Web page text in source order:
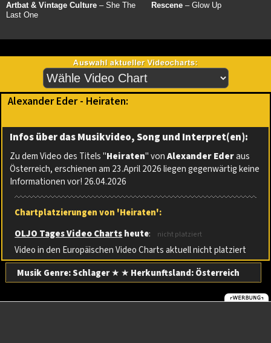
Artbat & Vintage Culture – She The
Last One
Rescene – Glow Up
Alexander Eder - Heiraten:
Infos über das Musikvideo, Song und Interpret(en):
Zu dem Video des Titels "Heiraten" vonAlexander Ederaus
Österreich, erschienen am 23.April 2026 liegen gegenwärtig keine
Informationen vor! 26.04.2026
Chartplatzierungen von 'Heiraten':
OLJO Tages Video Chartsheute: nicht platziert
Video in den Europäischen Video Charts aktuell nicht platziert
Musik Genre: Schlager★ ★ Herkunftsland:Österreich